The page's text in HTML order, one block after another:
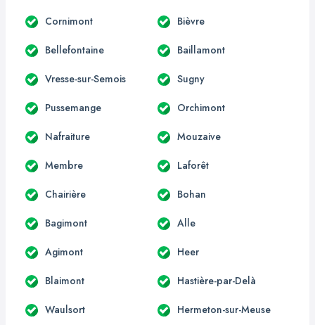
Cornimont Bièvre
Bellefontaine Baillamont
Vresse-sur-Semois Sugny
Pussemange Orchimont
Nafraiture Mouzaive
Membre Laforêt
Chairière Bohan
Bagimont Alle
Agimont Heer
Blaimont Hastière-par-Delà
Waulsort Hermeton-sur-Meuse